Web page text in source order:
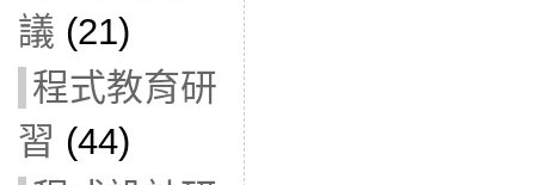
議 (21)
程式教育研
習 (44)